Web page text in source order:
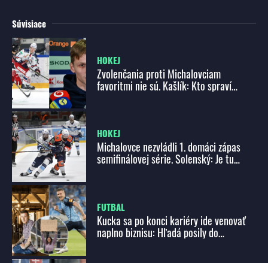
Súvisiace
HOKEJ
Zvolenčania proti Michalovciam
favoritmi nie sú. Kašlík: Kto spraví
HOKEJ
Michalovce nezvládli 1. domáci zápas
semifinálovej série. Solenský: Je tu
FUTBAL
Kucka sa po konci kariéry ide venovať
naplno biznisu: Hľadá posily do